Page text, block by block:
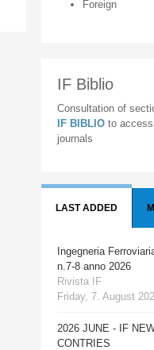
Foreign
IF Biblio
Consultation of
IF BIBLIO to
journals
LAST ADDED
Ingegneria
n.7-8 anno 2026
Rivista IF
Friday, 7. August
2026 JUNE - IF
CONTRIES